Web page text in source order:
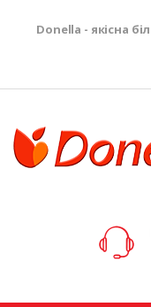
Donella - якісна